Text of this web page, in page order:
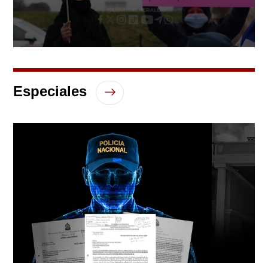
of
minutes,
22
Especiales